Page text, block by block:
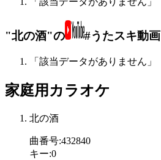
"北の酒"の #うたスキ動画
「該当データがありません」
家庭用カラオケ
北の酒
曲番号:432840
キー:0